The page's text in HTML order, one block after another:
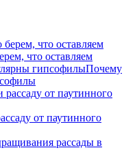
что оставляем
Почему
от паутинного